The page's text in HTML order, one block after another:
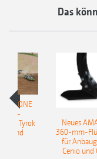
Das
Tyrok
Neues
360-mm-
für
Cenio und